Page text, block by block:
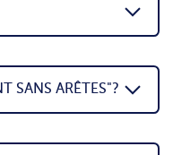
SANS ARÊTES"?